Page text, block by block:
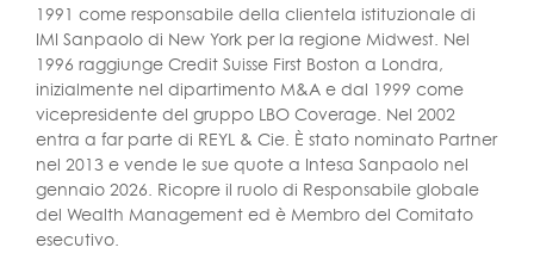
1991 come responsabile della clientela istituzionale di
IMI Sanpaolo di New York per la regione Midwest. Nel
1996 raggiunge Credit Suisse First Boston a Londra,
inizialmente nel dipartimento M&A e dal 1999 come
vicepresidente del gruppo LBO Coverage. Nel 2002
entra a far parte di REYL & Cie. È stato nominato Partner
nel 2013 e vende le sue quote a Intesa Sanpaolo nel
gennaio 2026. Ricopre il ruolo di Responsabile globale
del Wealth Management ed è Membro del Comitato
esecutivo.